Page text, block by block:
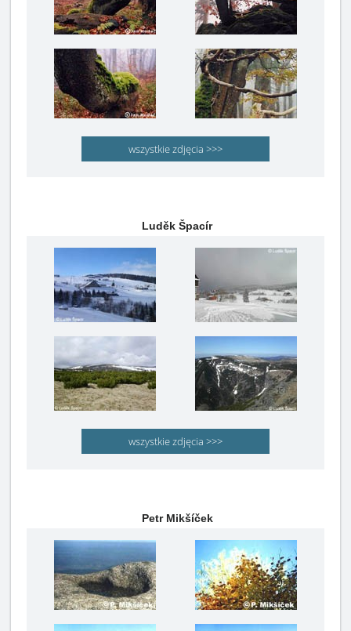
wszystkie zdjęcia >>>
Luděk Špacír
wszystkie zdjęcia >>>
Petr Mikšíček